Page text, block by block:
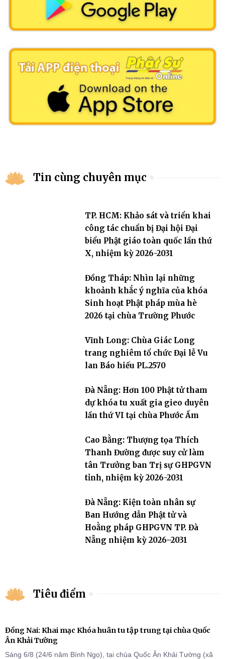
Tin cùng chuyên mục
TP. HCM: Khảo sát và triển khai
công tác chuẩn bị Đại hội Đại
biểu Phật giáo toàn quốc lần thứ
X, nhiệm kỳ 2026-2031
Đồng Tháp: Nhìn lại những
khoảnh khắc ý nghĩa của khóa
Sinh hoạt Phật pháp mùa hè
2026 tại chùa Trường Phước
Vĩnh Long: Chùa Giác Long
trang nghiêm tổ chức Đại lễ Vu
lan Báo hiếu PL.2570
Đà Nẵng: Hơn 100 Phật tử tham
dự khóa tu xuất gia gieo duyên
lần thứ VI tại chùa Phước Ấm
Cao Bằng: Thượng tọa Thích
Thanh Đường được suy cử làm
tân Trưởng ban Trị sự GHPGVN
tỉnh, nhiệm kỳ 2026-2031
Đà Nẵng: Kiện toàn nhân sự
Ban Hướng dẫn Phật tử và
Hoằng pháp GHPGVN TP. Đà
Nẵng nhiệm kỳ 2026–2031
Tiêu điểm
Đồng Nai: Khai mạc Khóa huân tu tập trung tại chùa Quốc
Ân Khải Tường
Sáng 6/8 (24/6 năm Bính Ngọ), tại chùa Quốc Ân Khải Tường (xã